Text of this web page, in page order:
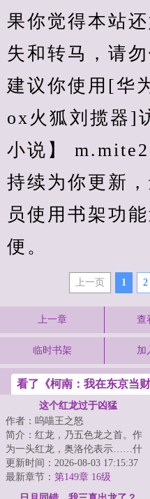
果你觉得本站
失和转马，请
建议你使用[华
ox火狐刘揽器]
小说】
持续为你更新
员使用书架功
便。
上一页 1 2
上一章 查
临时书架 加
看了《柯南：我在东京当
这个红龙过于凶猛
作者：呜喵王之怒
简介：红龙，乃五色龙之首。作
为一头红龙，奥洛伦表示……什
么人人平等的帝国？红龙就是要
征服一切！我将...
更新时间：2026-08-03 17:15:37
最新章节： 第149章 16级